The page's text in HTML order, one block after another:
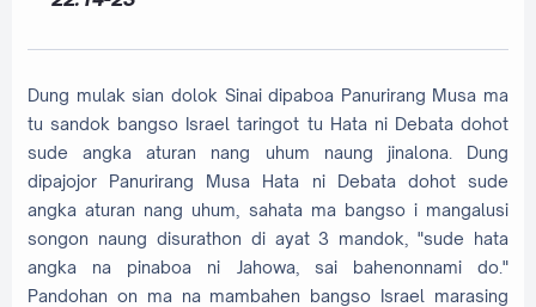
Dung mulak sian dolok Sinai dipaboa Panurirang Musa ma
tu sandok bangso Israel taringot tu Hata ni Debata dohot
sude angka aturan nang uhum naung jinalona. Dung
dipajojor Panurirang Musa Hata ni Debata dohot sude
angka aturan nang uhum, sahata ma bangso i mangalusi
songon naung disurathon di ayat 3 mandok, "sude hata
angka na pinaboa ni Jahowa, sai bahenonnami do."
Pandohan on ma na mambahen bangso Israel marasing